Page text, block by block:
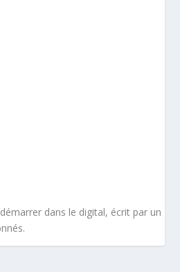
dans le digital, écrit par un